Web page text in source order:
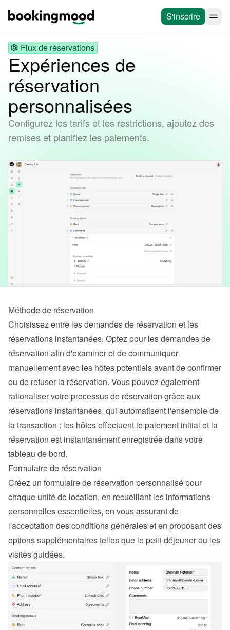
S'inscrire
Flux de réservations
Expériences de
réservation
personnalisées
Configurez les tarifs et les restrictions, ajoutez des
remises et planifiez les paiements.
Méthode de réservation
Choisissez entre les demandes de réservation et les
réservations instantanées. Optez pour les demandes de
réservation afin d'examiner et de communiquer
manuellement avec les hôtes potentiels avant de confirmer
ou de refuser la réservation. Vous pouvez également
rationaliser votre processus de réservation grâce aux
réservations instantanées, qui automatisent l'ensemble de
la transaction : les hôtes effectuent le paiement initial et la
réservation est instantanément enregistrée dans votre
tableau de bord.
Formulaire de réservation
Créez un formulaire de réservation personnalisé pour
chaque unité de location, en recueillant les informations
personnelles essentielles, en vous assurant de
l'acceptation des conditions générales et en proposant des
options supplémentaires telles que le petit-déjeuner ou les
visites guidées.